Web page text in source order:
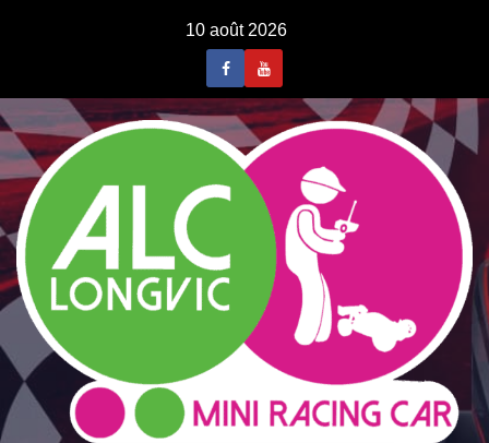
10 août 2026